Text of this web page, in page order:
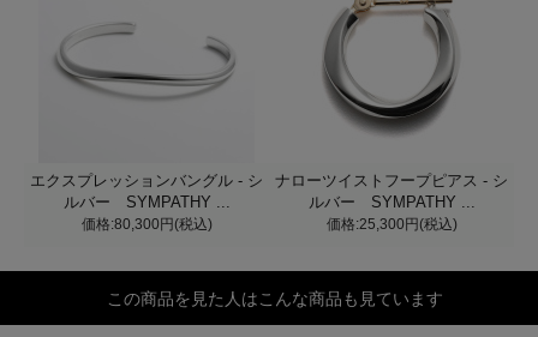
エクスプレッションバングル - シ
ルバー SYMPATHY ...
価格:80,300円(税込)
ナローツイストフープピアス - シ
ルバー SYMPATHY ...
価格:25,300円(税込)
この商品を見た人はこんな商品も見ています